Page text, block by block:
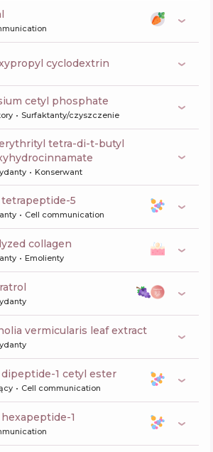
cyclodextrin
cetyl phosphate
Surfaktanty/czyszczenie
Konserwant
tetrapeptide-5
Cell communication
collagen
Emolienty
vermicularis leaf extract
dipeptide-1 cetyl ester
Cell communication
hexapeptide-1